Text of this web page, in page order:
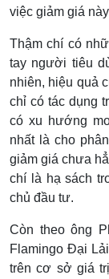
việc giảm giá
Thậm chí có
tay người tiêu
nhiên, hiệu quả
chỉ có tác dụng
có xu hướng
nhất là cho
giảm giá chưa
chí là hạ sách
chủ đầu tư.
Còn theo ông
Flamingo Đại
trên cơ sở giá